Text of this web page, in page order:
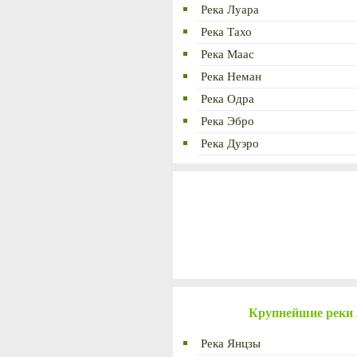
Река Луара
Река Тахо
Река Маас
Река Неман
Река Одра
Река Эбро
Река Дуэро
Крупнейшие реки
Река Янцзы